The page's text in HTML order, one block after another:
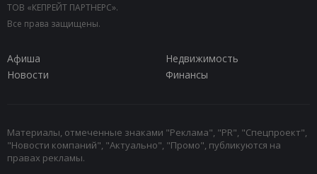
ТОВ «КЕПРЕЙТ ПАРТНЕРС».
Все права защищены.
Афиша
Недвижимость
Новости
Финансы
Материалы, отмеченные знаками "Реклама", "PR", "Спецпроект",
"Новости компаний", "Актуально", "Промо", публикуются на
правах рекламы.